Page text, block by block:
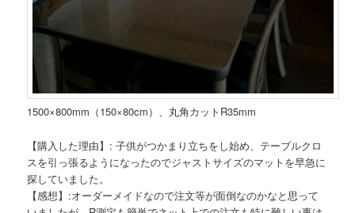
1500×800mm（150×80cm）、丸角カットR35mm
【購入した理由】: 子供がつかまり立ちをし始め、テーブルクロ
スを引っ張るようになったのでジャストサイズのマットを早急に
探していました。
【感想】:オーダーメイドなので注文等が面倒なのかなと思って